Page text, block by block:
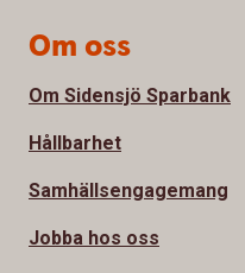
Om oss
Om Sidensjö Sparbank
Hållbarhet
Samhällsengagemang
Jobba hos oss